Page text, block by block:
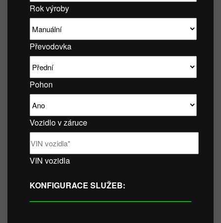
Rok výroby
Převodovka
Pohon
Vozidlo v záruce
VIN vozidla
KONFIGURACE SLUŽEB: